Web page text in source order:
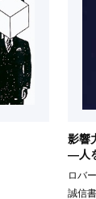
影
―人
ロバ
誠信